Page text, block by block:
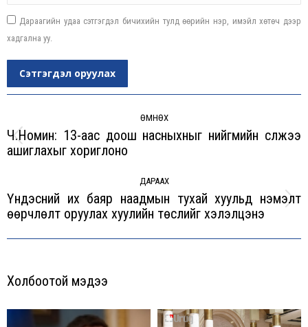
Дараагийн удаа сэтгэгдэл бичихийн тулд өөрийн нэр, имэйл хөтөч дээр
хадгална уу.
Сэтгэгдэл оруулах
ӨМНӨХ
Previous
Ч.Номин: 13-аас доош насныхныг нийгмийн сүлжээ
ашиглахыг хориглоно
ДАРААХ
Next
post:
Үндэсний их баяр наадмын тухай хуульд нэмэлт
өөрчлөлт оруулах хуулийн төслийг хэлэлцэнэ
Холбоотой мэдээ